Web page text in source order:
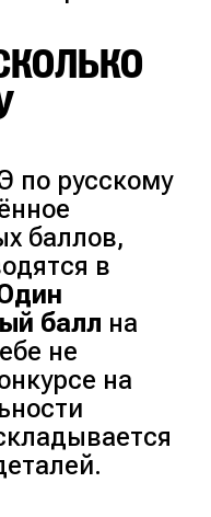
по русскому
баллов,
в
балл на
не
на